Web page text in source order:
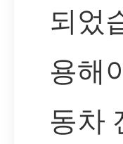
되었
용해
동차